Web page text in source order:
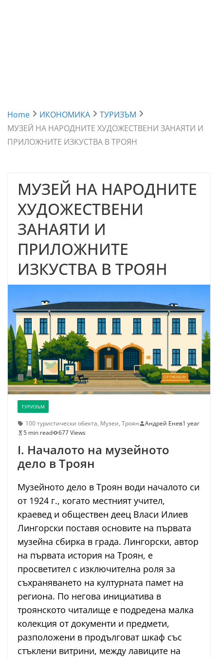
Home ИКОНОМИКА
ТУРИЗЪМ
МУЗЕЙ НА НАРОДНИТЕ ХУДОЖЕСТВЕНИ ЗАНАЯТИ И
ПРИЛОЖНИТЕ ИЗКУСТВА В ТРОЯН
МУЗЕЙ НА НАРОДНИТЕ
ХУДОЖЕСТВЕНИ
ЗАНАЯТИ И
ПРИЛОЖНИТЕ
ИЗКУСТВА В ТРОЯН
ТУРИЗЪМ
100 туристически обекта, Музеи, Троян Андрей Енев1 year
5 min read
677 Views
I. Началото на музейното
дело в Троян
Музейното дело в Троян води началото си
от 1924 г., когато местният учител,
краевед и обществен деец Власи Илиев
Лингорски поставя основите на първата
музейна сбирка в града. Лингорски, автор
на първата история на Троян, е
просветител с изключителна роля за
съхраняването на културната памет на
региона. По негова инициатива в
троянското читалище е подредена малка
колекция от документи и предмети,
разположени в продълговат шкаф със
стъклени витрини, между лавиците на